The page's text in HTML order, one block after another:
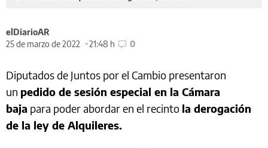
elDiarioAR
25 de marzo de 2022
21:48 h 0
Diputados de Juntos por el Cambio presentaron
un pedido de sesión especial en la Cámara
baja para poder abordar en el recinto la derogación
de la ley de Alquileres.